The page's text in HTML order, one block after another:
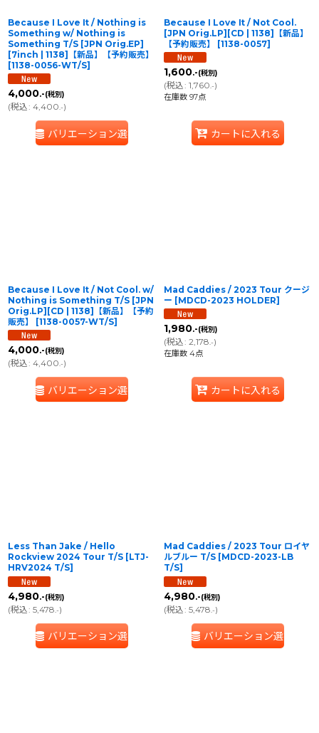
Because I Love It / Nothing is
Something w/ Nothing is
Something T/S [JPN Orig.EP]
[7inch | 1138]【新品】【予約販売】
[1138-0056-WT/S]
4,000.-(税別)
(税込: 4,400.-)
バリエーション選択
Because I Love It / Not Cool.
[JPN Orig.LP][CD | 1138]【新品】
【予約販売】
[1138-0057]
1,600.-(税別)
(税込: 1,760.-)
在庫数 97点
カートに入れる
Because I Love It / Not Cool. w/
Nothing is Something T/S [JPN
Orig.LP][CD | 1138]【新品】【予約
販売】
[1138-0057-WT/S]
4,000.-(税別)
(税込: 4,400.-)
バリエーション選択
Mad Caddies / 2023 Tour クージ
ー [MDCD-2023 HOLDER]
1,980.-(税別)
(税込: 2,178.-)
在庫数 4点
カートに入れる
Less Than Jake / Hello
Rockview 2024 Tour T/S [LTJ-
HRV2024 T/S]
4,980.-(税別)
(税込: 5,478 .-)
バリエーション選択
Mad Caddies / 2023 Tour ロイヤ
ルブルー T/S [MDCD-2023-LB
T/S]
4,980.-(税別)
(税込: 5,478 .-)
バリエーション選択